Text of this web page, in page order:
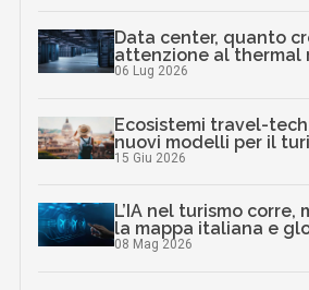
Data center, quanto
attenzione al thermal
06 Lug 2026
Ecosistemi travel-
nuovi modelli per il
15 Giu 2026
L’IA nel turismo corre,
la mappa italiana e
08 Mag 2026